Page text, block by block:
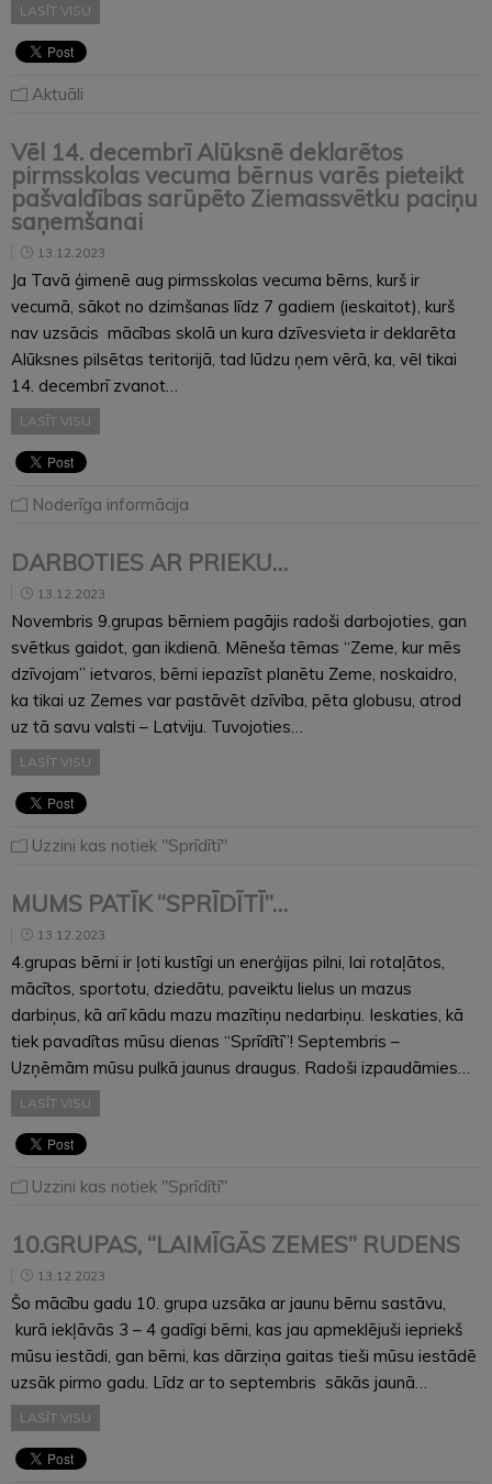
LASĪT VISU
Aktuāli
Vēl 14. decembrī Alūksnē deklarētos
pirmsskolas vecuma bērnus varēs pieteikt
pašvaldības sarūpēto Ziemassvētku paciņu
saņemšanai
13.12.2023
Ja Tavā ģimenē aug pirmsskolas vecuma bērns, kurš ir
vecumā, sākot no dzimšanas līdz 7 gadiem (ieskaitot), kurš
nav uzsācis mācības skolā un kura dzīvesvieta ir deklarēta
Alūksnes pilsētas teritorijā, tad lūdzu ņem vērā, ka, vēl tikai
14. decembrī zvanot…
LASĪT VISU
Noderīga informācija
DARBOTIES AR PRIEKU…
13.12.2023
Novembris 9.grupas bērniem pagājis radoši darbojoties, gan
svētkus gaidot, gan ikdienā. Mēneša tēmas “Zeme, kur mēs
dzīvojam” ietvaros, bērni iepazīst planētu Zeme, noskaidro,
ka tikai uz Zemes var pastāvēt dzīvība, pēta globusu, atrod
uz tā savu valsti – Latviju. Tuvojoties…
LASĪT VISU
Uzzini kas notiek "Sprīdītī"
MUMS PATĪK “SPRĪDĪTĪ”…
13.12.2023
4.grupas bērni ir ļoti kustīgi un enerģijas pilni, lai rotaļātos,
mācītos, sportotu, dziedātu, paveiktu lielus un mazus
darbiņus, kā arī kādu mazu mazītiņu nedarbiņu. Ieskaties, kā
tiek pavadītas mūsu dienas “Sprīdītī”! Septembris –
Uzņēmām mūsu pulkā jaunus draugus. Radoši izpaudāmies…
LASĪT VISU
Uzzini kas notiek "Sprīdītī"
10.GRUPAS, “LAIMĪGĀS ZEMES” RUDENS
13.12.2023
Šo mācību gadu 10. grupa uzsāka ar jaunu bērnu sastāvu,
kurā iekļāvās 3 – 4 gadīgi bērni, kas jau apmeklējuši iepriekš
mūsu iestādi, gan bērni, kas dārziņa gaitas tieši mūsu iestādē
uzsāk pirmo gadu. Līdz ar to septembris sākās jaunā…
LASĪT VISU